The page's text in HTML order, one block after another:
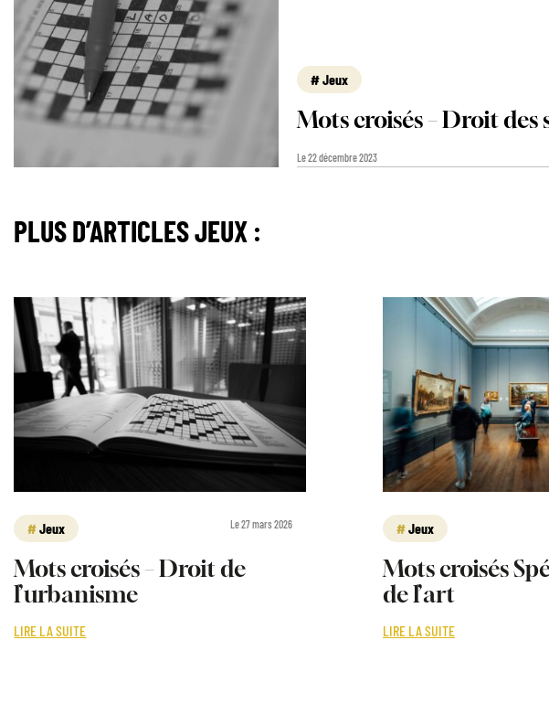
Jeux
Mots croisés – Droit des
Le 22 décembre 2023
PLUS D’ARTICLESJEUX :
Jeux Le 27 mars 2026
Mots croisés – Droit de
l’urbanisme
LIRE LA SUITE
Jeux
Mots croisés
de l’art
LIRE LA SUITE